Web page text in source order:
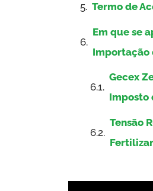
Termo de
Em que se
Importação
Gecex
Imposto
Tensão